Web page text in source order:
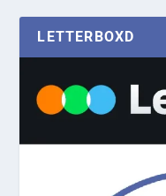
LETTERBOXD